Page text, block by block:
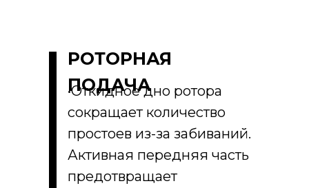
•Откидное дно ротора
сокращает количество
простоев из-за забиваний.
Активная передняя часть
предотвращает
РОТОРНАЯ
ПОДАЧА